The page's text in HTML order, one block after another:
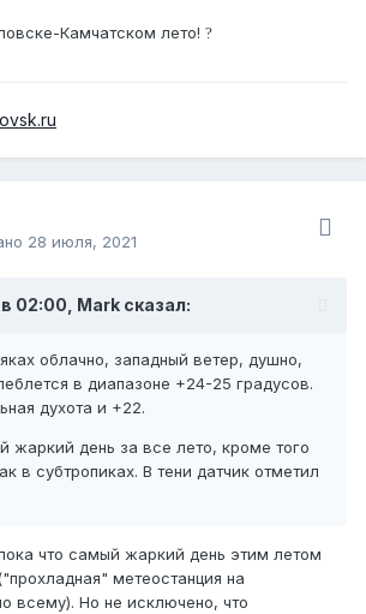
Камчатском лето! ?️
28 июля, 2021
02:00, Mark сказал:
облачно, западный ветер, душно,
в диапазоне +24-25 градусов.
духота и +22.
жаркий день за все лето, кроме того
в субтропиках. В тени датчик отметил
что самый жаркий день этим летом
метеостанция на
всему). Но не исключено, что